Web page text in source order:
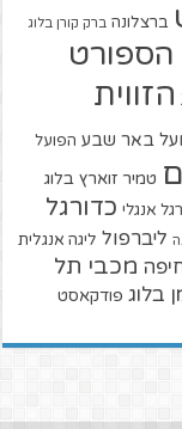
ברצלונה ברק קורן בלוג
הספורט
הזווית
באר שבע הפועל
טמיר זוארץ בלוג
אנגלי כדורגל
ליברפול ליגה אנגלית
מכבי תל
בלוג פודקאסט